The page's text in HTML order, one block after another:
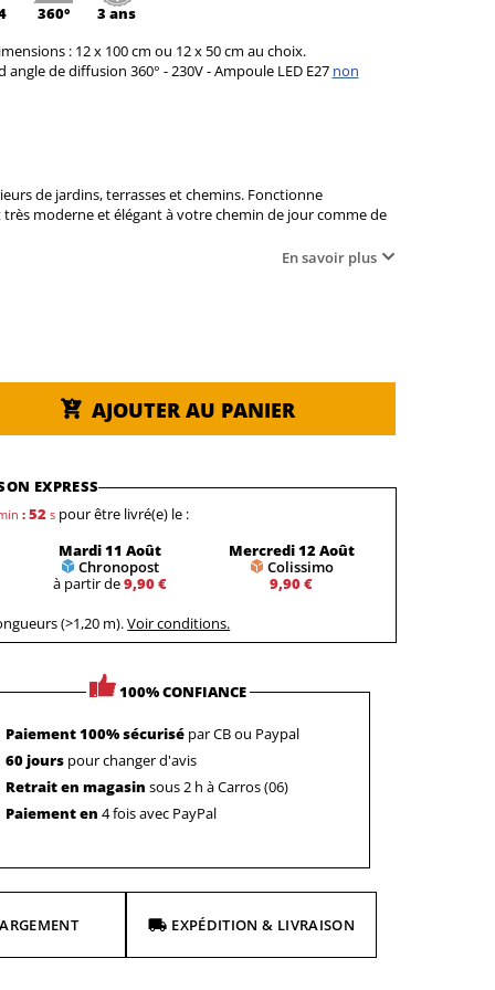
360°
3 ans
: 12 x 100 cm ou 12 x 50 cm au choix.
de diffusion 360° - 230V - Ampoule LED E27 non
de jardins, terrasses et chemins. Fonctionne
moderne et élégant à votre chemin de jour comme de
En savoir plus
AJOUTER AU PANIER
EXPRESS
: 51 s pour être livré(e) le :
Mardi 11 Août
Chronopost
à partir de9,90 €
Mercredi 12 Août
Colissimo
9,90 €
(>1,20 m).Voir conditions.
100% CONFIANCE
Paiement 100% sécurisépar CB ou Paypal
60 jourspour changer d'avis
Retrait en magasin sous 2 h à Carros (06)
Paiement en 4 fois avec PayPal
EXPÉDITION & LIVRAISON